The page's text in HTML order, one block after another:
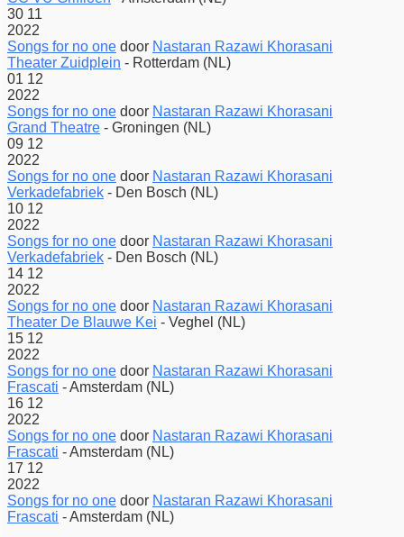
30 11
2022
Songs for no one door Nastaran Razawi Khorasani
Theater Zuidplein - Rotterdam (NL)
01 12
2022
Songs for no one door Nastaran Razawi Khorasani
Grand Theatre - Groningen (NL)
09 12
2022
Songs for no one door Nastaran Razawi Khorasani
Verkadefabriek - Den Bosch (NL)
10 12
2022
Songs for no one door Nastaran Razawi Khorasani
Verkadefabriek - Den Bosch (NL)
14 12
2022
Songs for no one door Nastaran Razawi Khorasani
Theater De Blauwe Kei - Veghel (NL)
15 12
2022
Songs for no one door Nastaran Razawi Khorasani
Frascati -Amsterdam (NL)
16 12
2022
Songs for no one door Nastaran Razawi Khorasani
Frascati -Amsterdam (NL)
17 12
2022
Songs for no one door Nastaran Razawi Khorasani
Frascati -Amsterdam (NL)